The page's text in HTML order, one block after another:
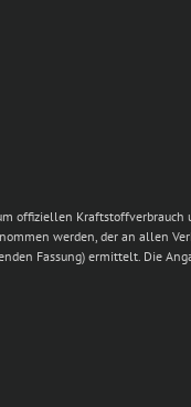
offiziellen Kraftstoffverbrauch
werden, der an allen
Fassung) ermittelt. Die